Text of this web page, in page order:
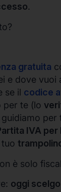
.
gratuita
e dove vuoi
se il codice
per te (lo
guidiamo per
IVA per
tuo
è solo
oggi